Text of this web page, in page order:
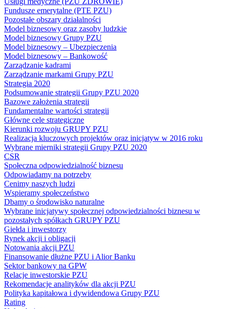
Fundusze emerytalne (PTE PZU)
Pozostałe obszary działalności
Model biznesowy oraz zasoby ludzkie
Model biznesowy Grupy PZU
Model biznesowy – Ubezpieczenia
Model biznesowy – Bankowość
Zarządzanie kadrami
Zarządzanie markami Grupy PZU
Strategia 2020
Podsumowanie strategii Grupy PZU 2020
Bazowe założenia strategii
Fundamentalne wartości strategii
Główne cele strategiczne
Kierunki rozwoju GRUPY PZU
Realizacja kluczowych projektów oraz inicjatyw w 2016 roku
Wybrane mierniki strategii Grupy PZU 2020
CSR
Społeczna odpowiedzialność biznesu
Odpowiadamy na potrzeby
Cenimy naszych ludzi
Wspieramy społeczeństwo
Dbamy o środowisko naturalne
Wybrane inicjatywy społecznej odpowiedzialności biznesu w
pozostałych spółkach GRUPY PZU
Giełda i inwestorzy
Rynek akcji i obligacji
Notowania akcji PZU
Finansowanie dłużne PZU i Alior Banku
Sektor bankowy na GPW
Relacje inwestorskie PZU
Rekomendacje analityków dla akcji PZU
Polityka kapitałowa i dywidendowa Grupy PZU
Rating